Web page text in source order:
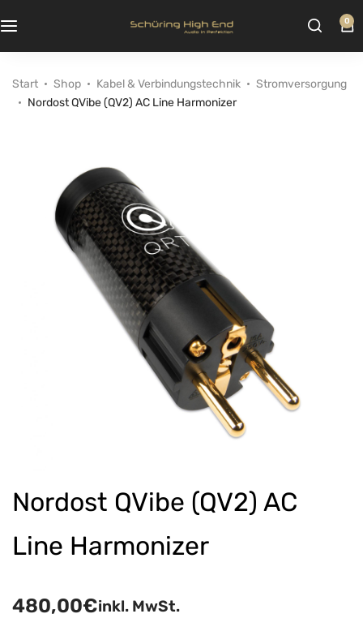
0
Start Shop Kabel & Verbindungstechnik
Stromversorgung
Nordost QVibe (QV2) AC Line Harmonizer
Nordost QVibe (QV2) AC
Line Harmonizer
480,00€inkl. MwSt.